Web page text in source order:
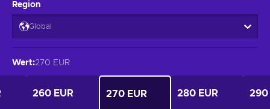
Region
Global
Wert:270 EUR
260 EUR 270 EUR 280 EUR 290